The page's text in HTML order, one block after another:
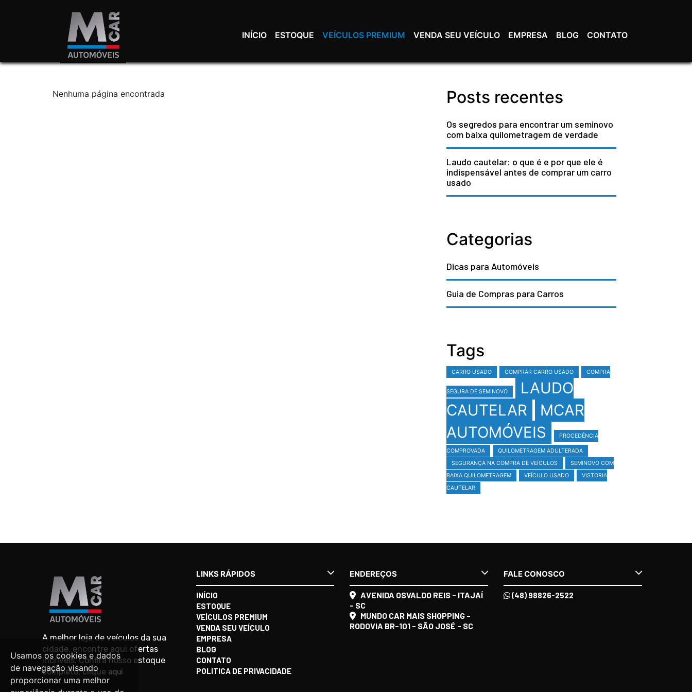
Usamos os cookies e dados
de navegação visando
proporcionar uma melhor
INÍCIO ESTOQUE VEÍCULOS PREMIUM VENDA SEU VEÍCULO EMPRESA BLOG CONTATO
Nenhuma página encontrada Posts recentes
Os segredos para encontrar um seminovo
com baixa quilometragem de verdade
Laudo cautelar: o que é e por que ele é
indispensável antes de comprar um carro
usado
Categorias
Dicas para Automóveis
Guia de Compras para Carros
Tags
CARRO USADO COMPRAR CARRO USADO COMPRA
SEGURA DE SEMINOVO
LAUDO
CAUTELAR
MCAR
AUTOMÓVEIS
PROCEDÊNCIA
COMPROVADA
QUILOMETRAGEM ADULTERADA
SEGURANÇA NA COMPRA DE VEÍCULOS
SEMINOVO COM
BAIXA QUILOMETRAGEM
VEÍCULO USADO
VISTORIA
CAUTELAR
A melhor loja de veículos da sua
cidade, encontre aqui ofertas
incríveis. Confira nosso estoque
completo, clique aqui
LINKS RÁPIDOS
INÍCIO
ESTOQUE
VEÍCULOS PREMIUM
VENDA SEU VEÍCULO
EMPRESA
BLOG
CONTATO
POLITICA DE PRIVACIDADE
ENDEREÇOS
AVENIDA OSVALDO REIS - ITAJAÍ
- SC
MUNDO CAR MAIS SHOPPING -
RODOVIA BR-101 - SÃO JOSÉ - SC
FALE CONOSCO
(48) 98826-2522